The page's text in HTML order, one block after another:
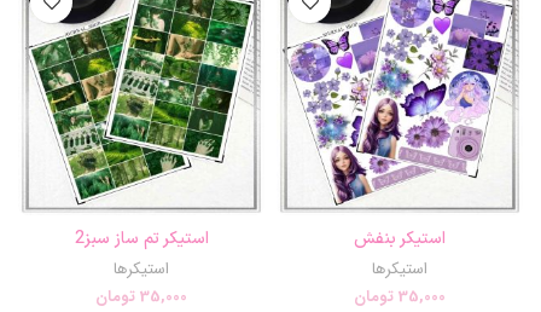
استیکر بنفش
استیکرها
35,000تومان
استیکر تم ساز سبز2
استیکرها
35,000تومان